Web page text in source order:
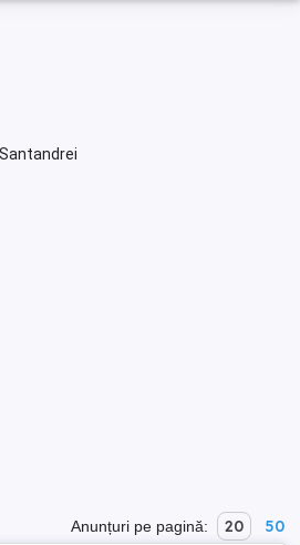
Anunțuri pe pagină: 20 50